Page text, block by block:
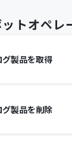
トオペレ
グ製品を取得
グ製品を削除